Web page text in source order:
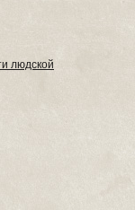
людской